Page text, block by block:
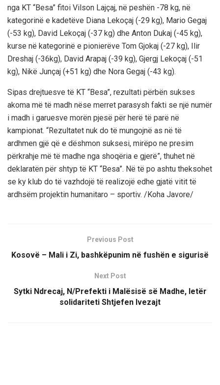
nga KT “Besa” fitoi Vilson Lajçaj, në peshën -78 kg, në
kategorinë e kadetëve Diana Lekoçaj (-29 kg), Mario Gegaj
(-53 kg), David Lekoçaj (-37 kg) dhe Anton Dukaj (-45 kg),
kurse në kategorinë e pionierëve Tom Gjokaj (-27 kg), Ilir
Dreshaj (-36kg), David Arapaj (-39 kg), Gjergj Lekoçaj (-51
kg), Nikë Junçaj (+51 kg) dhe Nora Gegaj (-43 kg).
Sipas drejtuesve të KT “Besa”, rezultati përbën sukses
akoma më të madh nëse merret parasysh fakti se një numër
i madh i garuesve morën pjesë për herë të parë në
kampionat. “Rezultatet nuk do të mungojnë as në të
ardhmen gjë që e dëshmon suksesi, mirëpo ne presim
përkrahje më të madhe nga shoqëria e gjerë”, thuhet në
deklaratën për shtyp të KT “Besa”. Në të po ashtu theksohet
se ky klub do të vazhdojë të realizojë edhe gjatë vitit të
ardhsëm projektin humanitaro – sportiv. /Koha Javore/
Previous Post
Kosovë – Mali i Zi, bashkëpunim në fushën e sigurisë
Next Post
Sytki Ndrecaj, N/Prefekti i Malësisë së Madhe, letër
solidariteti Shtjefen Ivezajt